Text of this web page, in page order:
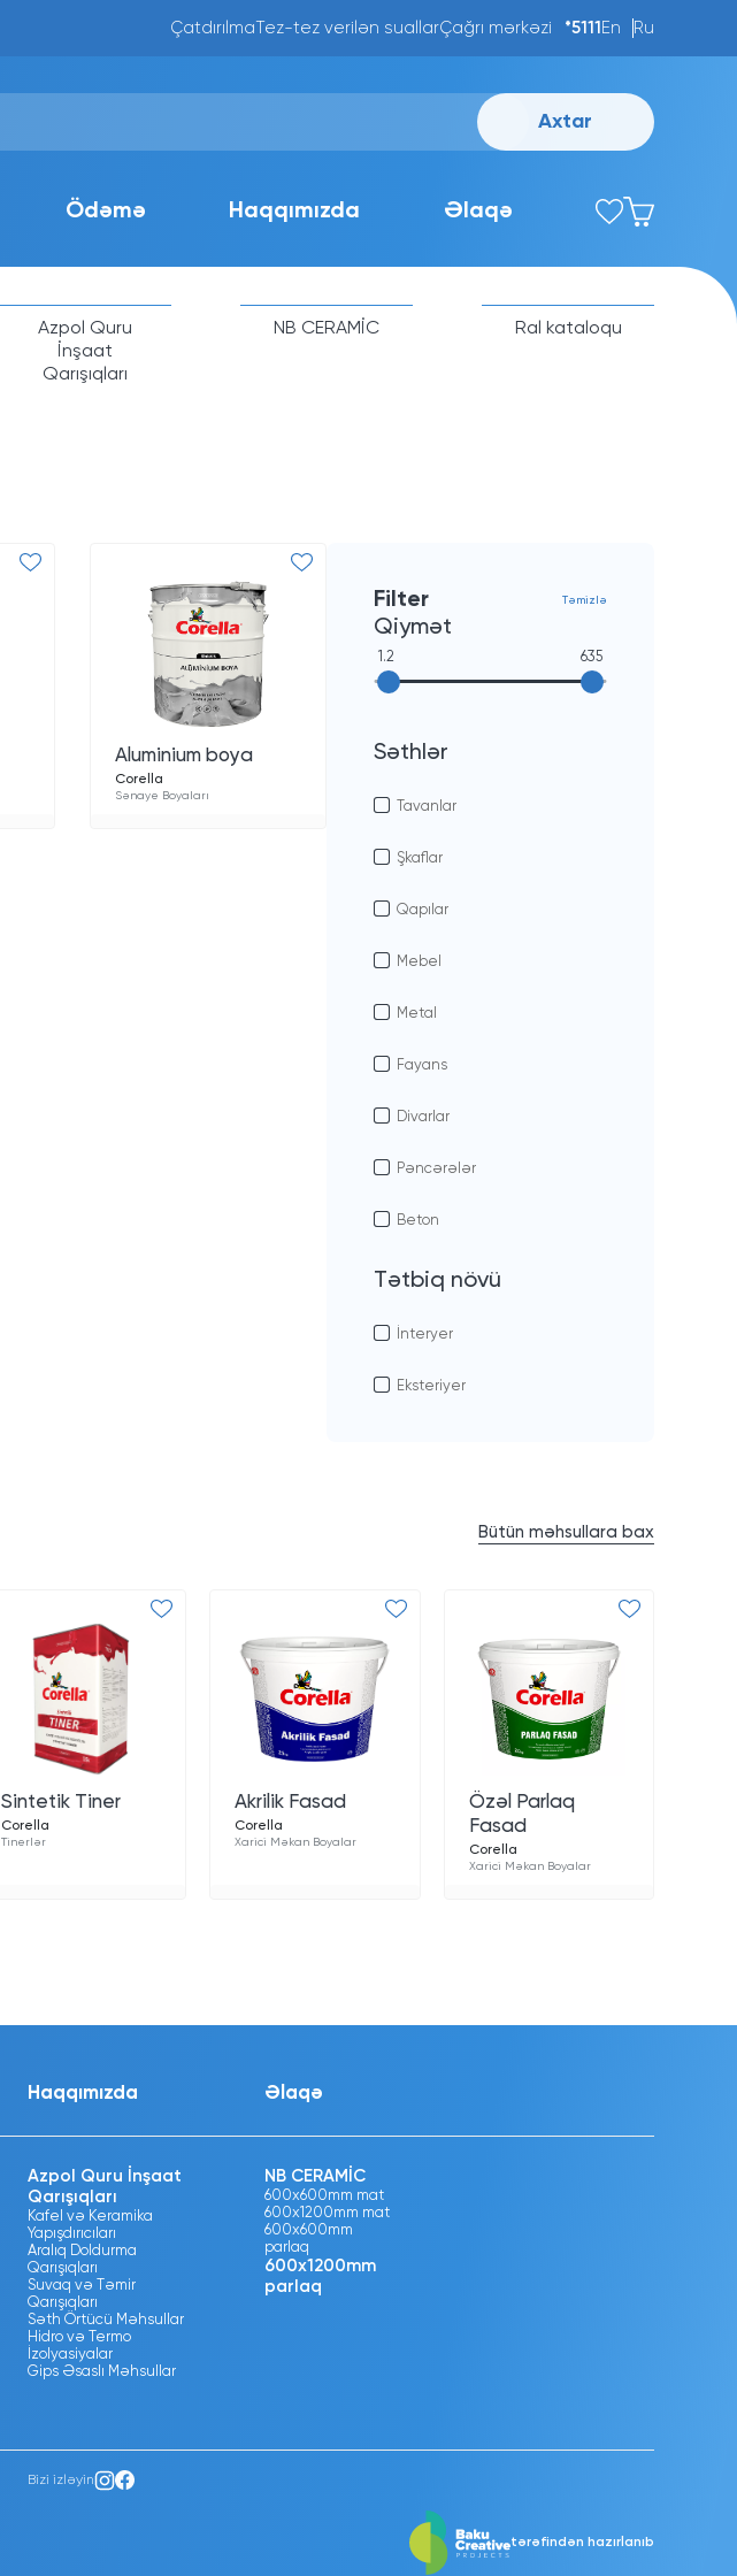
Çatdırılma Tez-tez verilən suallarÇağrı mərkəzi *5111 En Ru
Axtar
Ödəmə Haqqımızda Əlaqə
Azpol Quru
İnşaat
Qarışıqları
NB CERAMİC Ral kataloqu
Aluminium boya
Corella
Sənaye Boyaları
Filter Təmizlə
Qiymət
1.2 635
Səthlər
Tavanlar
Şkaflar
Qapılar
Mebel
Metal
Fayans
Divarlar
Pəncərələr
Beton
Tətbiq növü
İnteryer
Eksteriyer
Bütün məhsullara bax
Sintetik Tiner
Corella
Tinerlər
Akrilik Fasad
Corella
Xarici Məkan Boyalar
Özəl Parlaq
Fasad
Corella
Xarici Məkan Boyalar
Haqqımızda Əlaqə
Azpol Quru İnşaat
Qarışıqları
Kafel və Keramika
Yapışdırıcıları
Aralıq Doldurma
Qarışıqları
Suvaq və Təmir
Qarışıqları
Səth Örtücü Məhsullar
Hidro və Termo
İzolyasiyalar
Gips Əsaslı Məhsullar
NB CERAMİC
600x600mm mat
600x1200mm mat
600x600mm
parlaq
600x1200mm
parlaq
Bizi izləyin
tərəfindən hazırlanıb